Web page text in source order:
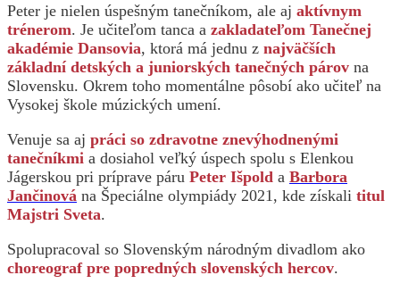
Peter je nielen úspešným tanečníkom, ale aj aktívnym
trénerom. Je učiteľom tanca a zakladateľom Tanečnej
akadémie Dansovia, ktorá má jednu z najväčších
základní detských a juniorských tanečných párov na
Slovensku. Okrem toho momentálne pôsobí ako učiteľ na
Vysokej škole múzických umení.
Venuje sa aj práci so zdravotne znevýhodnenými
tanečníkmi a dosiahol veľký úspech spolu s Elenkou
Jágerskou pri príprave páru Peter Išpold a Barbora
Jančinová na Špeciálne olympiády 2021, kde získali titul
Majstri Sveta.
Spolupracoval so Slovenským národným divadlom ako
choreograf pre popredných slovenských hercov.